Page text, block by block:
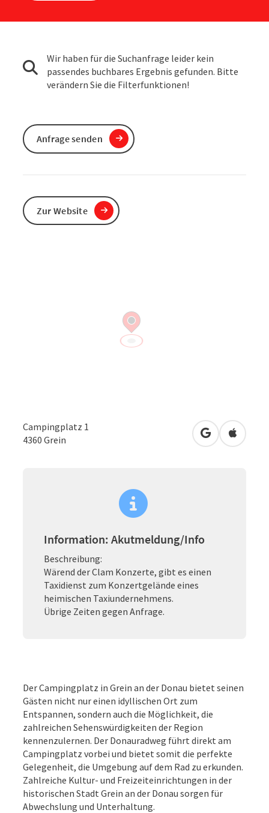
Campingplatz 1
4360 Grein in Google
in
Information: Akutmeldung/Info
Beschreibung:
Wärend der Clam Konzerte, gibt es einen
Taxidienst zum Konzertgelände eines
heimischen Taxiundernehmens.
Übrige Zeiten gegen Anfrage.
Der Campingplatz in Grein an der Donau bietet seinen
Gästen nicht nur einen idyllischen Ort zum
Entspannen, sondern auch die Möglichkeit, die
zahlreichen Sehenswürdigkeiten der Region
kennenzulernen. Der Donauradweg führt direkt am
Campingplatz vorbei und bietet somit die perfekte
Gelegenheit, die Umgebung auf dem Rad zu erkunden.
Zahlreiche Kultur- und Freizeiteinrichtungen in der
historischen Stadt Grein an der Donau sorgen für
Abwechslung und Unterhaltung.
Wir haben für die Suchanfrage leider kein
passendes buchbares Ergebnis gefunden. Bitte
verändern Sie die Filterfunktionen!
Anfrage senden
Zur Website